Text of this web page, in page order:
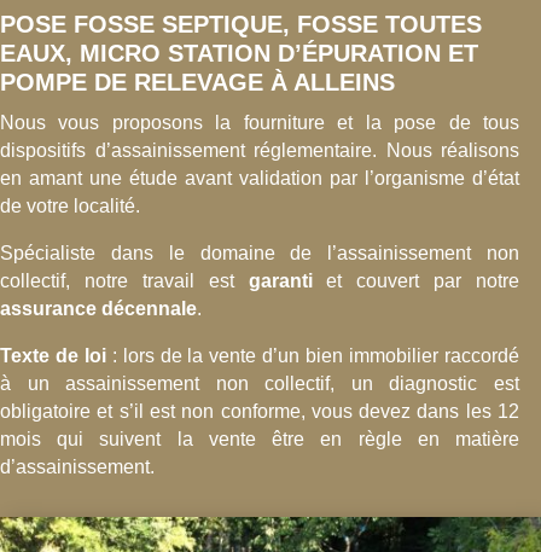
POSE FOSSE SEPTIQUE, FOSSE TOUTES
EAUX, MICRO STATION D’ÉPURATION ET
POMPE DE RELEVAGE À ALLEINS
Nous vous proposons la fourniture et la pose de tous
dispositifs d’assainissement réglementaire. Nous réalisons
en amant une étude avant validation par l’organisme d’état
de votre localité.
Spécialiste dans le domaine de l’assainissement non
collectif, notre travail est garantiet couvert par notre
assurance décennale.
Texte de loi : lors de la vente d’un bien immobilier raccordé
à un assainissement non collectif, un diagnostic est
obligatoire et s’il est non conforme, vous devez dans les 12
mois qui suivent la vente être en règle en matière
d’assainissement.